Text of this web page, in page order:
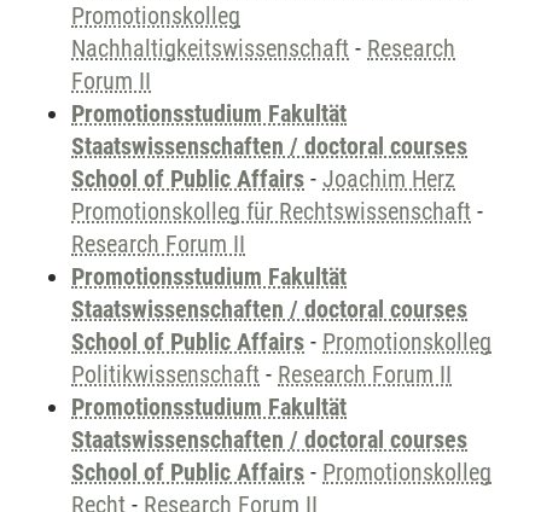
Promotionskolleg
Nachhaltigkeitswissenschaft - Research
Forum II
Promotionsstudium Fakultät
Staatswissenschaften / doctoral courses
School of Public Affairs - Joachim Herz
Promotionskolleg für Rechtswissenschaft -
Research Forum II
Promotionsstudium Fakultät
Staatswissenschaften / doctoral courses
School of Public Affairs - Promotionskolleg
Politikwissenschaft - Research Forum II
Promotionsstudium Fakultät
Staatswissenschaften / doctoral courses
School of Public Affairs - Promotionskolleg
Recht - Research Forum II